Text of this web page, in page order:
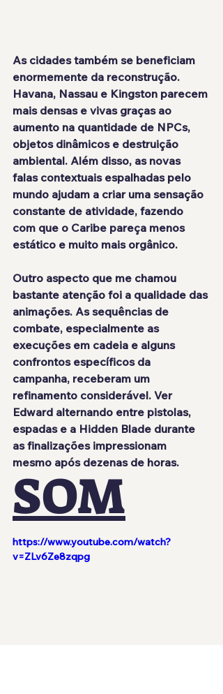
As cidades também se beneficiam
enormemente da reconstrução.
Havana, Nassau e Kingston parecem
mais densas e vivas graças ao
aumento na quantidade de NPCs,
objetos dinâmicos e destruição
ambiental. Além disso, as novas
falas contextuais espalhadas pelo
mundo ajudam a criar uma sensação
constante de atividade, fazendo
com que o Caribe pareça menos
estático e muito mais orgânico.
Outro aspecto que me chamou
bastante atenção foi a qualidade das
animações. As sequências de
combate, especialmente as
execuções em cadeia e alguns
confrontos específicos da
campanha, receberam um
refinamento considerável. Ver
Edward alternando entre pistolas,
espadas e a Hidden Blade durante
as finalizações impressionam
mesmo após dezenas de horas.
SOM
https://www.youtube.com/watch?
v=ZLv6Ze8zqpg